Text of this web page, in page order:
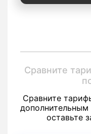
Сравните
Сравните
оставьте